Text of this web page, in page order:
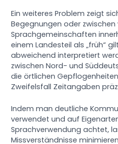
Ein weiteres Problem zeigt
Begegnungen oder zwischen
Sprachgemeinschaften
einem Landesteil als „früh“
abweichend interpretiert
zwischen Nord- und
die örtlichen
Zweifelsfall Zeitangaben
Indem man deutliche
verwendet und auf
Sprachverwendung achtet,
Missverständnisse